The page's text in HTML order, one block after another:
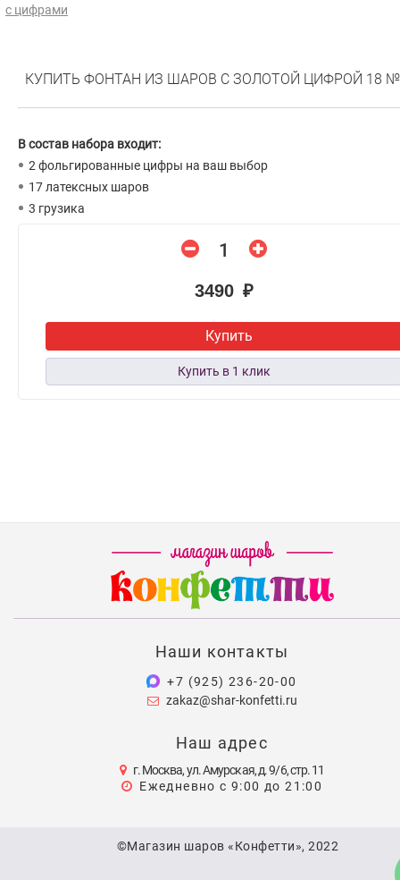
с цифрами
КУПИТЬ ФОНТАН ИЗ ШАРОВ С ЗОЛОТОЙ ЦИФРОЙ 18
В состав набора входит:
2 фольгированные цифры на ваш выбор
17 латексных шаров
3 грузика
3490 ₽
Купить
Наши контакты
+7 (925) 236-20-00
zakaz@shar-konfetti.ru
Наш адрес
г. Москва, ул. Амурская, д. 9/6, стр. 11
Ежедневно с 9:00 до 21:00
©Магазин шаров «Конфетти», 2022